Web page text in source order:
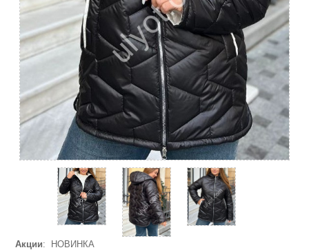
Акции: НОВИНКА